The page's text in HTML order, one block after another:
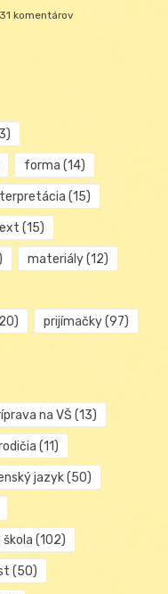
31 komentárov
forma (14)
(15)
(15)
materiály(12)
prijímačky(97)
na VŠ (13)
(11)
jazyk(50)
(102)
(50)